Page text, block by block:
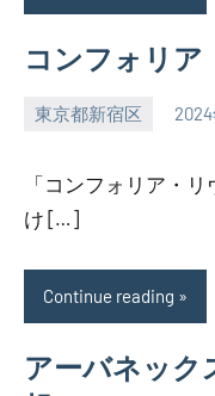
コンフォリア
東京都新宿区
SEZIMO
「コンフォリア・
け […]
Continue reading
アーバネック